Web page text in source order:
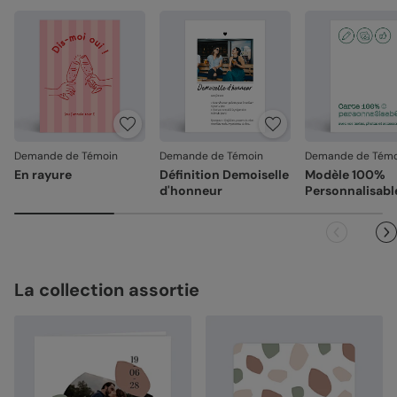
Demande de Témoin
En rayure
Demande de Témoin
Définition Demoiselle
d'honneur
Demande de
Modèle 100%
La collection assortie